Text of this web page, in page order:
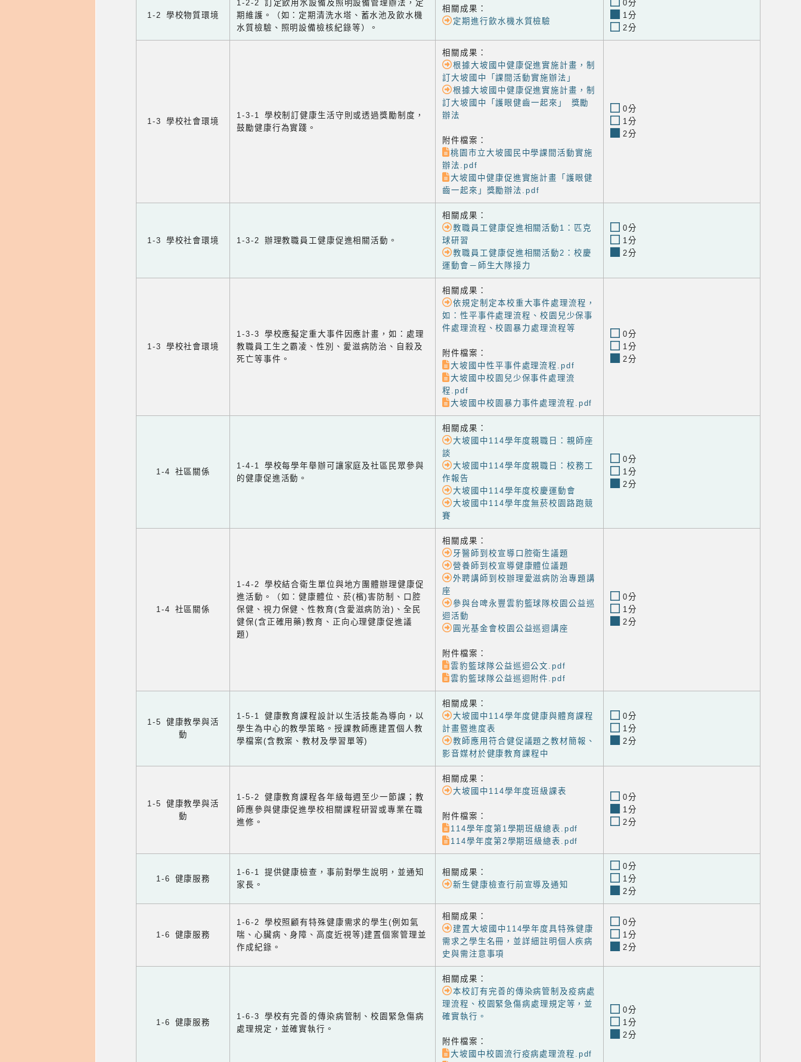
1-2 學校物質環境
1-2-2 訂定飲用水設備及照明設備管理辦法，定
期維護。（如：定期清洗水塔、蓄水池及飲水機
水質檢驗、照明設備檢核紀錄等）。
相關成果：
定期進行飲水機水質檢驗
0分
1分
2分
1-3 學校社會環境
1-3-1 學校制訂健康生活守則或透過獎勵制度，
鼓勵健康行為實踐。
相關成果：
根據大坡國中健康促進實施計畫，制
訂大坡國中「課間活動實施辦法」
根據大坡國中健康促進實施計畫，制
訂大坡國中「護眼健齒一起來」 獎勵
辦法
附件檔案：
桃園市立大坡國民中學課間活動實施
辦法.pdf
大坡國中健康促進實施計畫「護眼健
齒一起來」獎勵辦法.pdf
0分
1分
2分
1-3 學校社會環境 1-3-2 辦理教職員工健康促進相關活動。
相關成果：
教職員工健康促進相關活動1：匹克
球研習
教職員工健康促進相關活動2：校慶
運動會－師生大隊接力
0分
1分
2分
1-3 學校社會環境
1-3-3 學校應擬定重大事件因應計畫，如：處理
教職員工生之霸凌、性別、愛滋病防治、自殺及
死亡等事件。
相關成果：
依規定制定本校重大事件處理流程，
如：性平事件處理流程、校園兒少保事
件處理流程、校園暴力處理流程等
附件檔案：
大坡國中性平事件處理流程.pdf
大坡國中校園兒少保事件處理流
程.pdf
大坡國中校園暴力事件處理流程.pdf
0分
1分
2分
1-4 社區關係
1-4-1 學校每學年舉辦可讓家庭及社區民眾參與
的健康促進活動。
相關成果：
大坡國中114學年度親職日：親師座
談
大坡國中114學年度親職日：校務工
作報告
大坡國中114學年度校慶運動會
大坡國中114學年度無菸校園路跑競
賽
0分
1分
2分
1-4 社區關係
1-4-2 學校結合衛生單位與地方團體辦理健康促
進活動。（如：健康體位、菸(檳)害防制、口腔
保健、視力保健、性教育(含愛滋病防治)、全民
健保(含正確用藥)教育、正向心理健康促進議
題）
相關成果：
牙醫師到校宣導口腔衛生議題
營養師到校宣導健康體位議題
外聘講師到校辦理愛滋病防治專題講
座
參與台啤永豐雲豹籃球隊校園公益巡
迴活動
圓光基金會校園公益巡迴講座
附件檔案：
雲豹籃球隊公益巡迴公文.pdf
雲豹籃球隊公益巡迴附件.pdf
0分
1分
2分
1-5 健康教學與活
動
1-5-1 健康教育課程設計以生活技能為導向，以
學生為中心的教學策略。授課教師應建置個人教
學檔案(含教案、教材及學習單等)
相關成果：
大坡國中114學年度健康與體育課程
計畫暨進度表
教師應用符合健促議題之教材簡報、
影音媒材於健康教育課程中
0分
1分
2分
1-5 健康教學與活
動
1-5-2 健康教育課程各年級每週至少一節課；教
師應參與健康促進學校相關課程研習或專業在職
進修。
相關成果：
大坡國中114學年度班級課表
附件檔案：
114學年度第1學期班級總表.pdf
114學年度第2學期班級總表.pdf
0分
1分
2分
1-6 健康服務
1-6-1 提供健康檢查，事前對學生說明，並通知
家長。
相關成果：
新生健康檢查行前宣導及通知
0分
1分
2分
1-6 健康服務
1-6-2 學校照顧有特殊健康需求的學生(例如氣
喘、心臟病、身障、高度近視等)建置個案管理並
作成紀錄。
相關成果：
建置大坡國中114學年度具特殊健康
需求之學生名冊，並詳細註明個人疾病
史與需注意事項
0分
1分
2分
1-6 健康服務
1-6-3 學校有完善的傳染病管制、校園緊急傷病
處理規定，並確實執行。
相關成果：
本校訂有完善的傳染病管制及疫病處
理流程、校園緊急傷病處理規定等，並
確實執行。
附件檔案：
大坡國中校園流行疫病處理流程.pdf
0分
1分
2分